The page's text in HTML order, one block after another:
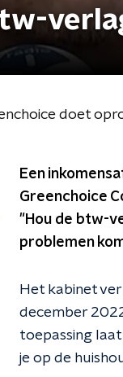
doet
Een
Greenchoice
"Hou de btw-
problemen
Het kabinet
december
toepassing
je op de